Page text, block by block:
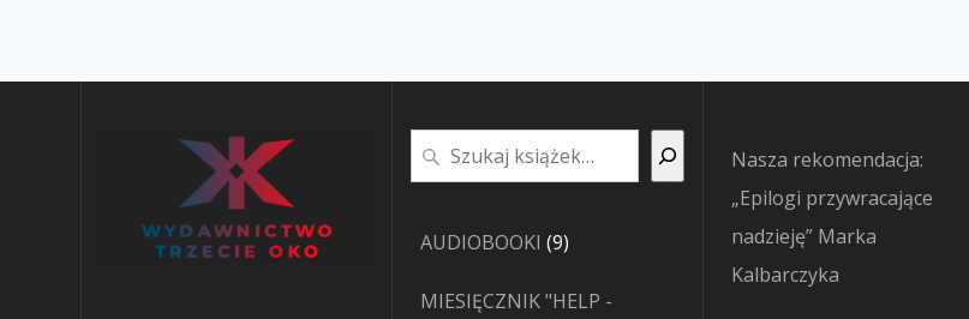
Szukaj
AUDIOBOOKI 99
MIESIĘCZNIK "HELP -
Nasza rekomendacja:
„Epilogi przywracające
nadzieję” Marka
Kalbarczyka